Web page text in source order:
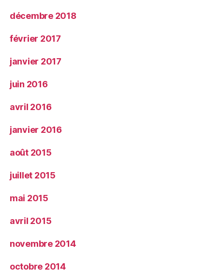
décembre 2018
février 2017
janvier 2017
juin 2016
avril 2016
janvier 2016
août 2015
juillet 2015
mai 2015
avril 2015
novembre 2014
octobre 2014